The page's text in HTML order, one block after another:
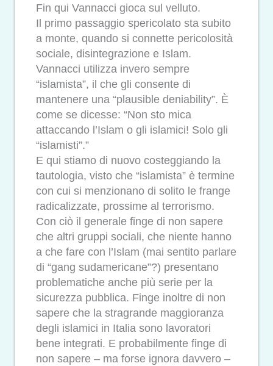
Fin qui Vannacci gioca sul velluto.
Il primo passaggio spericolato sta subito
a monte, quando si connette pericolosità
sociale, disintegrazione e Islam.
Vannacci utilizza invero sempre
“islamista”, il che gli consente di
mantenere una “plausible deniability”. È
come se dicesse: “Non sto mica
attaccando l’Islam o gli islamici! Solo gli
“islamisti”.”
E qui stiamo di nuovo costeggiando la
tautologia, visto che “islamista” è termine
con cui si menzionano di solito le frange
radicalizzate, prossime al terrorismo.
Con ciò il generale finge di non sapere
che altri gruppi sociali, che niente hanno
a che fare con l’Islam (mai sentito parlare
di “gang sudamericane”?) presentano
problematiche anche più serie per la
sicurezza pubblica. Finge inoltre di non
sapere che la stragrande maggioranza
degli islamici in Italia sono lavoratori
bene integrati. E probabilmente finge di
non sapere – ma forse ignora davvero –